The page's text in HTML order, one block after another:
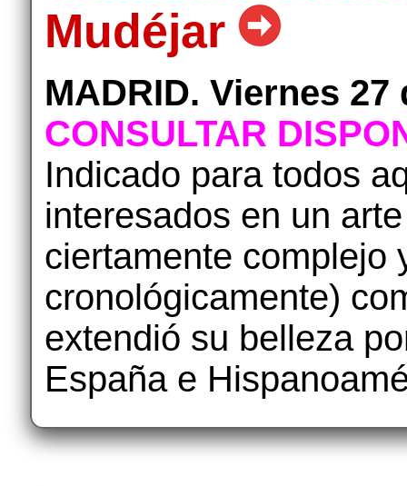
Mudéjar
MADRID. Viernes
CONSULTAR
Indicado para todos
interesados en un
ciertamente complejo
cronológicamente)
extendió su belleza
España e